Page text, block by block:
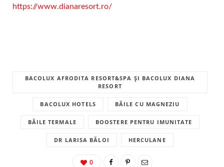
https://www.dianaresort.ro/
BACOLUX AFRODITA RESORT&SPA ȘI BACOLUX DIANA
RESORT
BACOLUX HOTELS BĂILE CU MAGNEZIU
BĂILE TERMALE BOOSTERE PENTRU IMUNITATE
DR LARISA BĂLOI HERCULANE
0